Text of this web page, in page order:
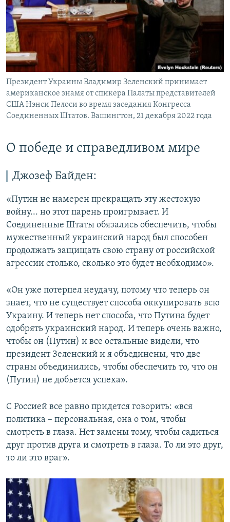
Президент Украины Владимир Зеленский принимает
американское знамя от спикера Палаты представителей
США Нэнси Пелоси во время заседания Конгресса
Соединенных Штатов. Вашингтон, 21 декабря 2022 года
О победе и справедливом мире
Джозеф Байден:
«Путин не намерен прекращать эту жестокую
войну... но этот парень проигрывает. И
Соединенные Штаты обязались обеспечить, чтобы
мужественный украинский народ был способен
продолжать защищать свою страну от российской
агрессии столько, сколько это будет необходимо».
«Он уже потерпел неудачу, потому что теперь он
знает, что не существует способа оккупировать всю
Украину. И теперь нет способа, что Путина будет
одобрять украинский народ. И теперь очень важно,
чтобы он (Путин) и все остальные видели, что
президент Зеленский и я объединены, что две
страны объединились, чтобы обеспечить то, что он
(Путин) не добьется успеха».
С Россией все равно придется говорить: «вся
политика – персональная, она о том, чтобы
смотреть в глаза. Нет замены тому, чтобы садиться
друг против друга и смотреть в глаза. То ли это друг,
то ли это враг».